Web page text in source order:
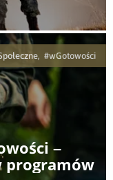
#wGotowości
–
programów